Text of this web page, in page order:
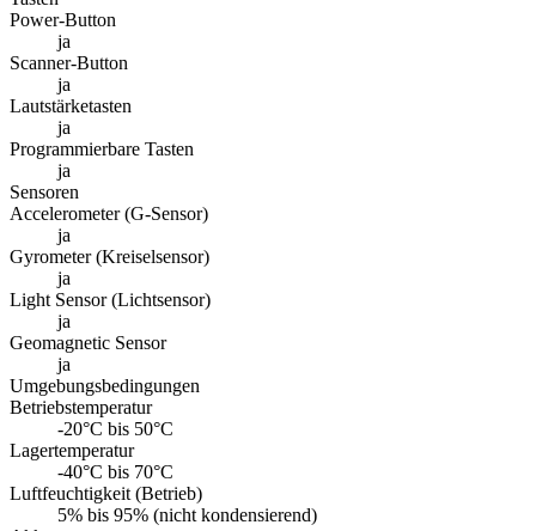
Geomagnetic Sensor
ja
Umgebungsbedingungen
Betriebstemperatur
-20°C bis 50°C
Lagertemperatur
-40°C bis 70°C
Luftfeuchtigkeit (Betrieb)
5% bis 95% (nicht kondensierend)
Akku
Lithium-Ionen Polymer Akku, ca. 7.600 mAh
Stromversorgung
Akkutyp
Lithium-Ionen-Polymer
Kapazität
ca. 7.600 mAh
Austauschbar
ja
Hot-Swap
ja
Stromzuführung
USB-C
Gehäuse
Gewicht